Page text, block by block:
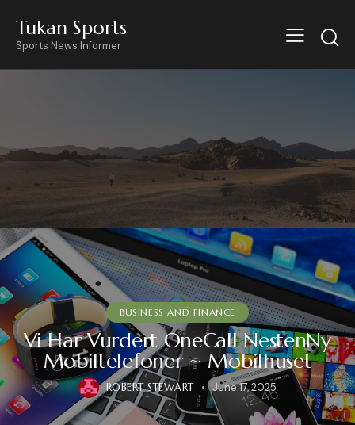
Tukan Sports
Sports News Informer
BUSINESS AND FINANCE
Vi Har Vurdert OneCall NestenNy
Mobiltelefoner ~ Mobilhuset
ROBERT STEWART June 17, 2025